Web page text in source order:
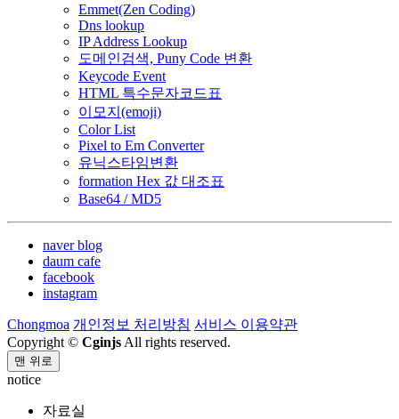
Emmet(Zen Coding)
Dns lookup
IP Address Lookup
도메인검색, Puny Code 변환
Keycode Event
HTML 특수문자코드표
이모지(emoji)
Color List
Pixel to Em Converter
유닉스타임변환
formation Hex 값 대조표
Base64 / MD5
naver blog
daum cafe
facebook
instagram
Chongmoa 개인정보 처리방침 서비스 이용약관
Copyright © Cginjs All rights reserved.
맨 위로
notice
자료실